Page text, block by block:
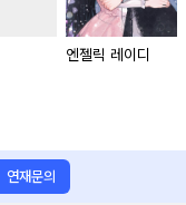
엔젤릭 레이디
연재문의